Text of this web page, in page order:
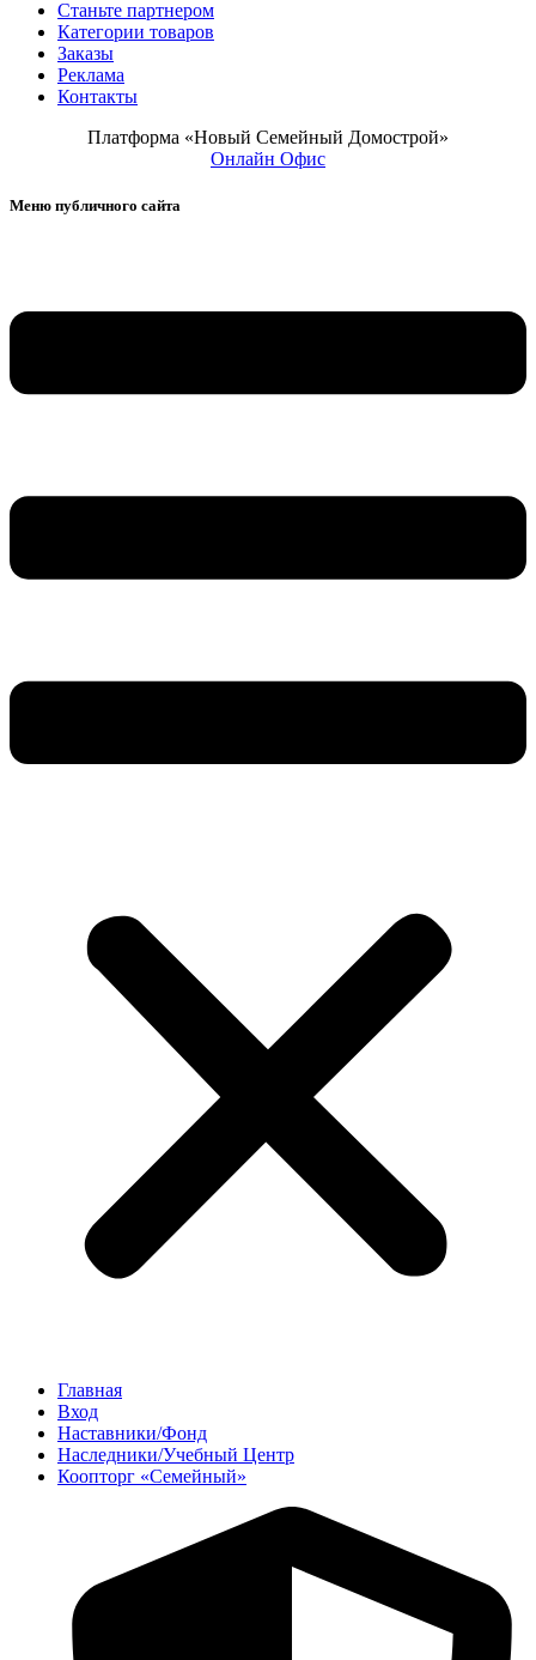
Станьте партнером
Категории товаров
Заказы
Реклама
Контакты
Платформа «Новый Семейный Домострой»
Онлайн Офис
Меню публичного сайта
Главная
Вход
Наставники/Фонд
Наследники/Учебный Центр
Коопторг «Семейный»